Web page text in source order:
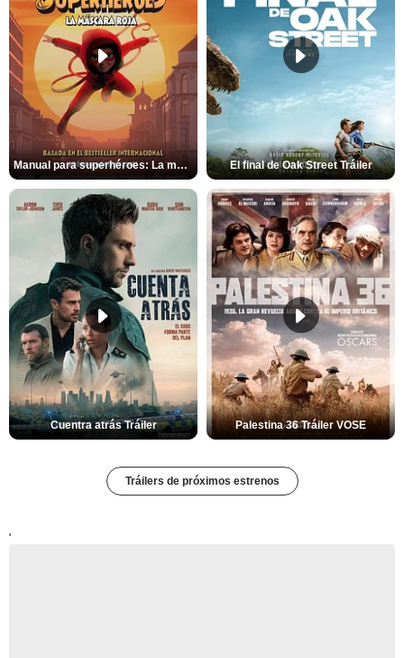
Manual para superhéroes: La máscara roja Tráiler El final de Oak Street Tráiler
Cuentra atrás Tráiler Palestina 36 Tráiler VOSE
Tráilers de próximos estrenos
'